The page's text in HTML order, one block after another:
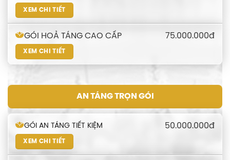
XEM CHI TIẾT
GÓI HOẢ TÁNG CAO CẤP 75.000.000đ
XEM CHI TIẾT
AN TÁNG TRỌN GÓI
GÓI AN TÁNG TIẾT KIỆM 50.000.000đ
XEM CHI TIẾT